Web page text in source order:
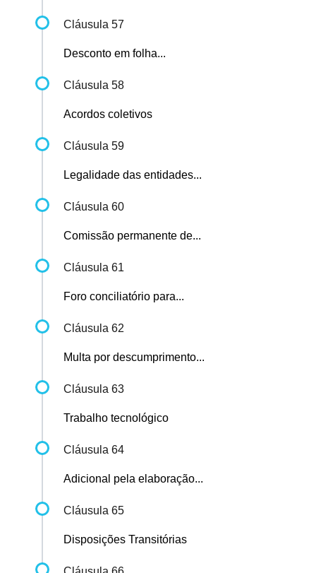
Cláusula 57
Desconto em folha...
Cláusula 58
Acordos coletivos
Cláusula 59
Legalidade das entidades...
Cláusula 60
Comissão permanente de...
Cláusula 61
Foro conciliatório para...
Cláusula 62
Multa por descumprimento...
Cláusula 63
Trabalho tecnológico
Cláusula 64
Adicional pela elaboração...
Cláusula 65
Disposições Transitórias